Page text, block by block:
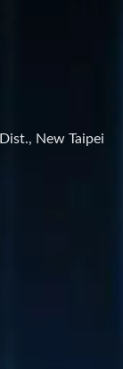
New Taipei